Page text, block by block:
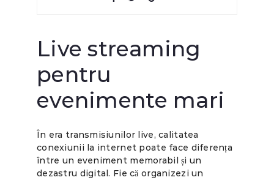
Live streaming
pentru
evenimente mari
În era transmisiunilor live, calitatea
conexiunii la internet poate face diferența
între un eveniment memorabil și un
dezastru digital. Fie că organizezi un